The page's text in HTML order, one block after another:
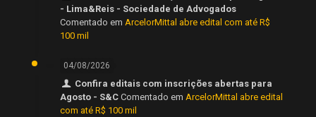
- Lima&Reis - Sociedade de Advogados
Comentado em ArcelorMittal abre edital com até R$
100 mil
04/08/2026
Confira editais com inscrições abertas para
Agosto - S&C Comentado em ArcelorMittal abre edital
com até R$ 100 mil